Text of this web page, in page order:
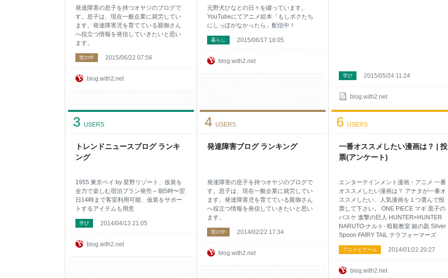
blog.with2.net
発達障害の息子を持つオヤジのブログで
す。息子は、現在一般企業に就労してい
ます。発達障害児を育てている親御さん
へ役立つ情報を発信していきたいと思い
ます。
世の中 2015/06/22 07:56 blog.with2.net
元野犬ひなとの日々を綴っています。
YouTubeにてアニメ絵本「もしボクたち
にしっぽがなかったら」配信中！
暮らし 2015/06/17 18:05
blog.with2.net
学び 2015/05/24 11:24
トレンドニュースブログ ランキ
ング
3 USERS
blog.with2.net
1955 東京ベイ by 星野リゾート、仮装を
全力で楽しむ宿泊プラン発売 – 朝5時〜翌
日14時まで客室利用可能、仮装をサポー
トするアイテムも用意
学び 2014/04/13 21:05
発達障害ブログ ランキング
4 USERS
blog.with2.net
発達障害の息子を持つオヤジのブログで
す。息子は、現在一般企業に就労してい
ます。発達障害児を育てている親御さん
へ役立つ情報を発信していきたいと思い
ます。
世の中 2014/02/22 17:34
一番オススメしたい漫画は？ | 投
票(アンケート)
6 USERS
blog.with2.net
エンターテインメント漫画・アニメ 一番
オススメしたい漫画は？ アナタが一番オ
ススメしたい、人気漫画を１つ選んで投
票して下さい。 ONE PIECE マギ 黒子の
バスケ 進撃の巨人 HUNTER×HUNTER
NARUTO-ナルト- 暗殺教室 銀の匙 Silver
Spoon FAIRY TAIL テラフォーマーズ
アニメとゲーム 2014/01/22 20:27